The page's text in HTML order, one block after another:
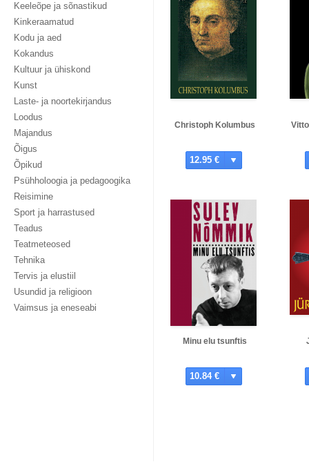
Keeleõpe ja sõnastikud
Kinkeraamatud
Kodu ja aed
Kokandus
Kultuur ja ühiskond
Kunst
Laste- ja noortekirjandus
Loodus
Majandus
Õigus
Õpikud
Psühholoogia ja pedagoogika
Reisimine
Sport ja harrastused
Teadus
Teatmeteosed
Tehnika
Tervis ja elustiil
Usundid ja religioon
Vaimsus ja eneseabi
Christoph Kolumbus
12.95 €
Minu elu tsunftis
10.84 €